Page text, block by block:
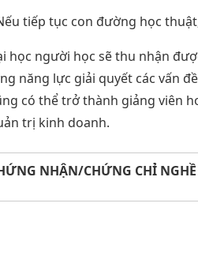
tiếp tục con đường học
học người học sẽ thu nhận
năng lực giải quyết các vấn
có thể trở thành giảng viên
trị kinh doanh.
NHẬN/CHỨNG CHỈ